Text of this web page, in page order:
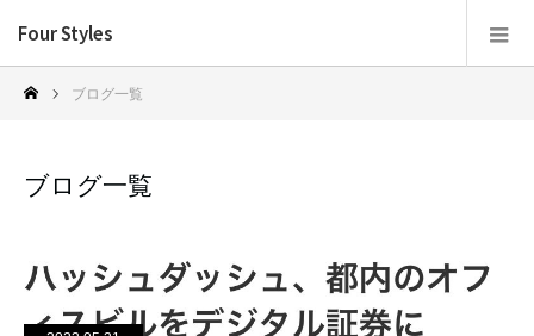
Four Styles
ブログ一覧
ブログ一覧